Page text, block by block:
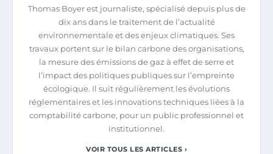
Thomas Boyer est journaliste, spécialisé depuis plus de
dix ans dans le traitement de l’actualité
environnementale et des enjeux climatiques. Ses
travaux portent sur le bilan carbone des organisations,
la mesure des émissions de gaz à effet de serre et
l’impact des politiques publiques sur l’empreinte
écologique. Il suit régulièrement les évolutions
réglementaires et les innovations techniques liées à la
comptabilité carbone, pour un public professionnel et
institutionnel.
VOIR TOUS LES ARTICLES ›